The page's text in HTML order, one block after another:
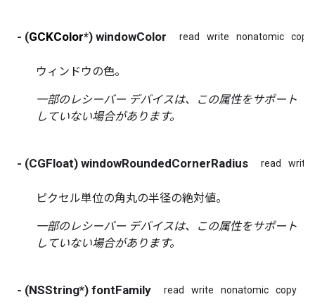
- (GCKColor*) windowColor read write nonatomic copy
ウィンドウの色。
一部のレシーバー デバイスは、この属性をサポート
していない場合があります。
- (CGFloat) windowRoundedCornerRadius read write
ピクセル単位の角丸の半径の絶対値。
一部のレシーバー デバイスは、この属性をサポート
していない場合があります。
- (NSString*) fontFamily read write nonatomic copy